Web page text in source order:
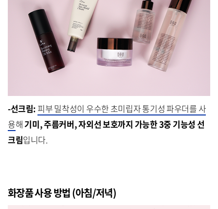
-선크림: 피부 밀착성이 우수한 초미립자 통기성 파우더를 사
용해 기미, 주름커버, 자외선 보호까지 가능한 3중 기능성 선
크림입니다.
화장품 사용 방법 (아침/저녁)